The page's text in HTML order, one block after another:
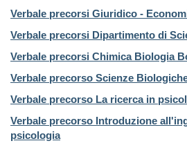
Verbale precorsi Giuridico -
Verbale precorsi Dipartimento di
Verbale precorsi Chimica Biologia
Verbale precorso Scienze
Verbale precorso La ricerca in
Verbale precorso Introduzione
psicologia